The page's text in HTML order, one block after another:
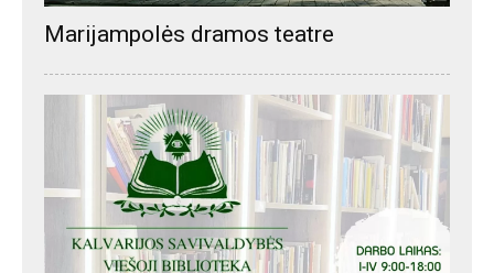
Marijampolės dramos teatre